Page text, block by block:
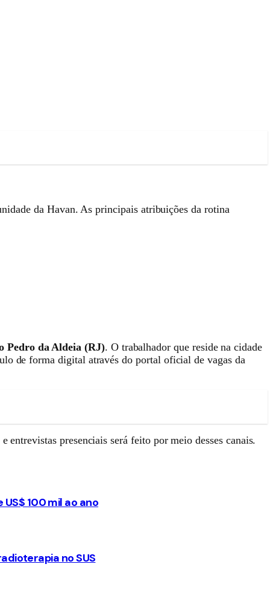
da Havan. As principais atribuições da rotina
Pedro da Aldeia (RJ). O trabalhador que reside na cidade
de forma digital através do portal oficial de vagas da
presenciais será feito por meio desses canais.
100 mil ao ano
no SUS